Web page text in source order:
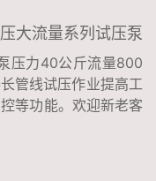
大流量系列试压泵
压力40公斤流量800
管线试压作业提高工
等功能。欢迎新老客